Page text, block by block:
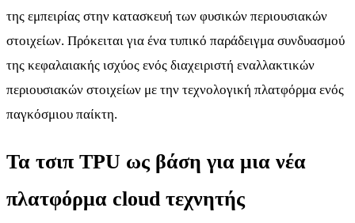
της εμπειρίας στην κατασκευή των φυσικών περιουσιακών
στοιχείων. Πρόκειται για ένα τυπικό παράδειγμα συνδυασμού
της κεφαλαιακής ισχύος ενός διαχειριστή εναλλακτικών
περιουσιακών στοιχείων με την τεχνολογική πλατφόρμα ενός
παγκόσμιου παίκτη.
Τα τσιπ TPU ως βάση για μια νέα
πλατφόρμα cloud τεχνητής